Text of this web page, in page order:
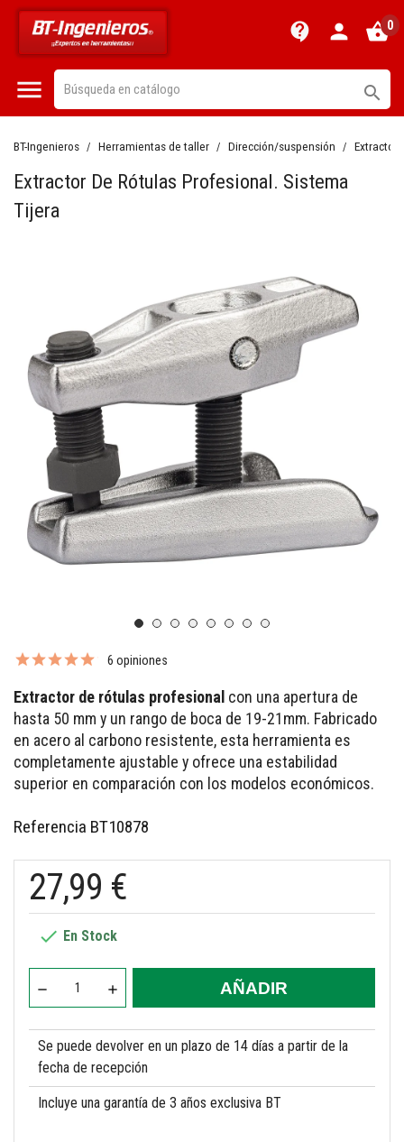
contact_support person shopping_basket0
 
BT-Ingenieros Herramientas de taller Dirección/suspensión
Extractor De Rótulas Profesional. Sistema
Tijera
6 opiniones
Extractor de rótulas profesional con una apertura de
hasta 50 mm y un rango de boca de 19-21mm. Fabricado
en acero al carbono resistente, esta herramienta es
completamente ajustable y ofrece una estabilidad
superior en comparación con los modelos económicos.
Referencia BT10878
27,99 €
 En Stock
AÑADIR
Se puede devolver en un plazo de 14 días a partir de la
fecha de recepción
Incluye una garantía de 3 años exclusiva BT